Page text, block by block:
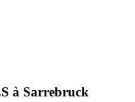
à Sarrebruck